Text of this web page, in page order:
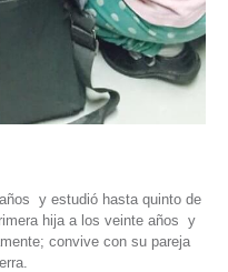
y estudió hasta quinto de
hija a los veinte años y
convive con su pareja